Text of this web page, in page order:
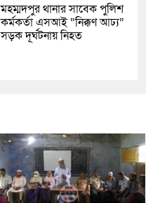
মহম্মদপুর থানার সাবেক পুলিশ
কর্মকর্তা এসআই “নিক্কণ আঢ্য”
সড়ক দূর্ঘটনায় নিহত